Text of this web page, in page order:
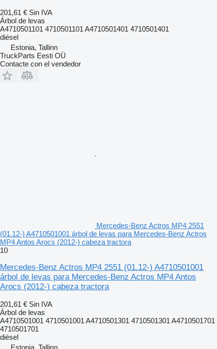
201,61 € Sin IVA
Árbol de levas
A4710501101 4710501101 A4710501401 4710501401
diésel
Estonia, Tallinn
TruckParts Eesti OÜ
Contacte con el vendedor
Mercedes-Benz Actros MP4 2551
(01.12-) A4710501001 árbol de levas para Mercedes-Benz Actros
MP4 Antos Arocs (2012-) cabeza tractora
10
Mercedes-Benz Actros MP4 2551 (01.12-) A4710501001
árbol de levas para Mercedes-Benz Actros MP4 Antos
Arocs (2012-) cabeza tractora
201,61 € Sin IVA
Árbol de levas
A4710501001 4710501001 A4710501301 4710501301 A4710501701
4710501701
diésel
Estonia, Tallinn